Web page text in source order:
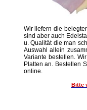
Wir liefern die
sind aber auch
u. Qualität die man
Auswahl allein
Variante bestellen.
Platten an. Bestellen
online.
Bitte